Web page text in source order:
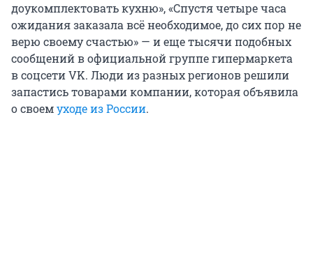
доукомплектовать кухню», «Спустя четыре часа
ожидания заказала всё необходимое, до сих пор не
верю своему счастью» — и еще тысячи подобных
сообщений в официальной группе гипермаркета
в соцсети VK. Люди из разных регионов решили
запастись товарами компании, которая объявила
о своемуходе из России.